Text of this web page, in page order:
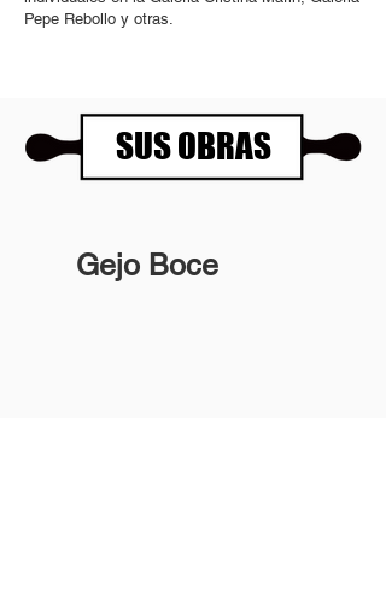
Pepe Rebollo y otras.
SUS OBRAS
Gejo Boce